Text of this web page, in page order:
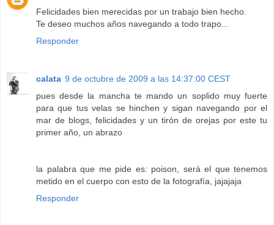
Felicidades bien merecidas por un trabajo bien hecho.
Te deseo muchos años navegando a todo trapo...
Responder
calata 9 de octubre de 2009 a las 14:37:00 CEST
pues desde la mancha te mando un soplido muy fuerte
para que tus velas se hinchen y sigan navegando por el
mar de blogs, felicidades y un tirón de orejas por este tu
primer año, un abrazo
la palabra que me pide es: poison, será el que tenemos
metido en el cuerpo con esto de la fotografía, jajajaja
Responder